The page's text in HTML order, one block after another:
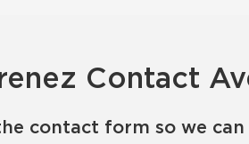
Contact
contact form so we